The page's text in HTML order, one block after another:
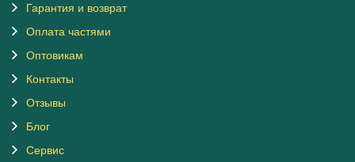
Гарантия и возврат
Оплата частями
Оптовикам
Контакты
Отзывы
Блог
Сервис